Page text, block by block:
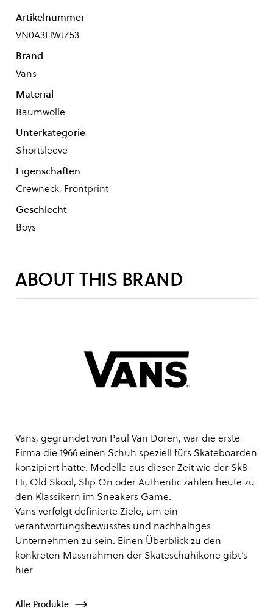
Artikelnummer
VN0A3HWJZ53
Brand
Vans
Material
Baumwolle
Unterkategorie
Shortsleeve
Eigenschaften
Crewneck, Frontprint
Geschlecht
Boys
ABOUT THIS BRAND
Vans, gegründet von Paul Van Doren, war die erste
Firma die 1966 einen Schuh speziell fürs Skateboarden
konzipiert hatte. Modelle aus dieser Zeit wie der Sk8-
Hi, Old Skool, Slip On oder Authentic zählen heute zu
den Klassikern im Sneakers Game.
Vans verfolgt definierte Ziele, um ein
verantwortungsbewusstes und nachhaltiges
Unternehmen zu sein. Einen Überblick zu den
konkreten Massnahmen der Skateschuhikone gibt’s
hier.
Alle Produkte